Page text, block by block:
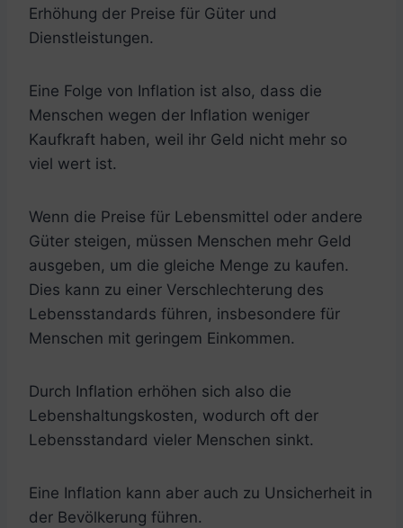
Erhöhung der Preise für Güter und
Dienstleistungen.
Eine Folge von Inflation ist also, dass die
Menschen wegen der Inflation weniger
Kaufkraft haben, weil ihr Geld nicht mehr so ​​
viel wert ist.
Wenn die Preise für Lebensmittel oder andere
Güter steigen, müssen Menschen mehr Geld
ausgeben, um die gleiche Menge zu kaufen.
Dies kann zu einer Verschlechterung des
Lebensstandards führen, insbesondere für
Menschen mit geringem Einkommen.
Durch Inflation erhöhen sich also die
Lebenshaltungskosten, wodurch oft der
Lebensstandard vieler Menschen sinkt.
Eine Inflation kann aber auch zu Unsicherheit in
der Bevölkerung führen.